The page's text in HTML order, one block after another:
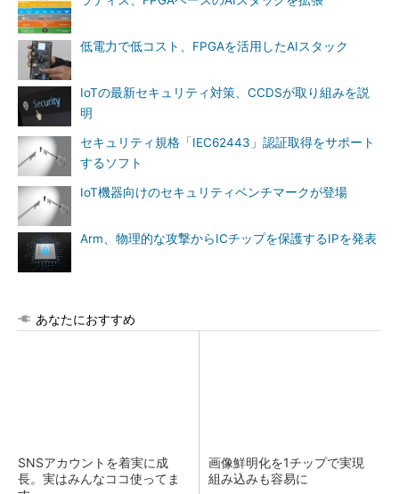
低電力で低コスト、FPGAを活用したAIスタック
IoTの最新セキュリティ対策、CCDSが取り組みを説
明
セキュリティ規格「IEC62443」認証取得をサポート
するソフト
IoT機器向けのセキュリティベンチマークが登場
Arm、物理的な攻撃からICチップを保護するIPを発表
あなたにおすすめ
SNSアカウントを着実に成
長。実はみんなココ使ってま
画像鮮明化を1チップで実現
組み込みも容易に